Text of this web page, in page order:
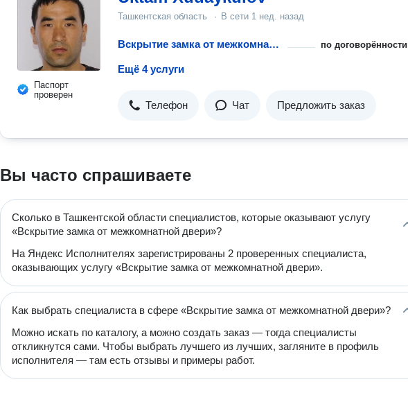
Паспорт
проверен
Ташкентская область · В сети 1 нед. назад
Вскрытие замка от межкомнатной двери по договорённости
Ещё 4 услуги
Телефон Чат Предложить заказ
Вы часто спрашиваете
Сколько в Ташкентской области специалистов, которые оказывают услугу
«Вскрытие замка от межкомнатной двери»?
На Яндекс Исполнителях зарегистрированы 2 проверенных специалиста,
оказывающих услугу «Вскрытие замка от межкомнатной двери».
Как выбрать специалиста в сфере «Вскрытие замка от межкомнатной двери»?
Можно искать по каталогу, а можно создать заказ — тогда специалисты
откликнутся сами. Чтобы выбрать лучшего из лучших, загляните в профиль
исполнителя — там есть отзывы и примеры работ.